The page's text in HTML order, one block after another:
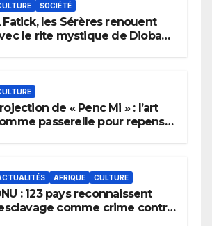
SOCIÉTÉ
Fatick, les Sérères renouent
le rite mystique de Diobaye
de « Penc Mi » : l’art
passerelle pour repenser
AFRIQUE CULTURE
: 123 pays reconnaissent
comme crime contre